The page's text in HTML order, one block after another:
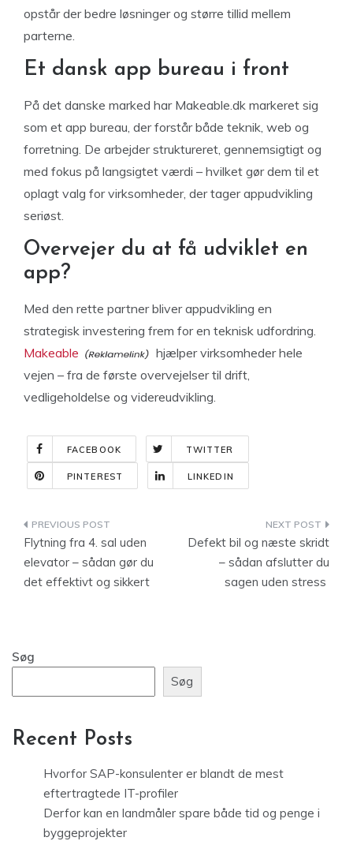
opstår der bedre løsninger og større tillid mellem
parterne.
Et dansk app bureau i front
På det danske marked har Makeable.dk markeret sig
som et app bureau, der forstår både teknik, web og
forretning. De arbejder struktureret, gennemsigtigt og
med fokus på langsigtet værdi – hvilket gør dem til et
oplagt valg for virksomheder, der tager appudvikling
seriøst.
Overvejer du at få udviklet en
app?
Med den rette partner bliver appudvikling en
strategisk investering frem for en teknisk udfordring.
Makeable
hjælper virksomheder hele
vejen – fra de første overvejelser til drift,
vedligeholdelse og videreudvikling.
FACEBOOK TWITTER
PINTEREST LINKEDIN
Indlægsnavigation
Flytning fra 4. sal uden
elevator – sådan gør du
det effektivt og sikkert
Defekt bil og næste skridt
– sådan afslutter du
sagen uden stress
Søg
Søg
Recent Posts
Hvorfor SAP-konsulenter er blandt de mest
eftertragtede IT-profiler
Derfor kan en landmåler spare både tid og penge i
byggeprojekter